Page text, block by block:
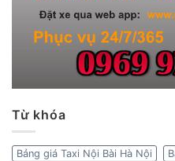
Từ khóa
Bảng giá Taxi Nội Bài Hà Nội